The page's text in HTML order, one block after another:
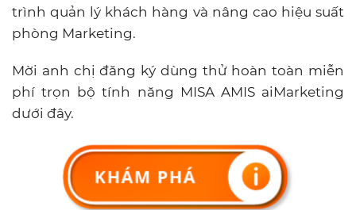
trình quản lý khách hàng và nâng cao hiệu suất
phòng Marketing.
Mời anh chị đăng ký dùng thử hoàn toàn miễn
phí trọn bộ tính năng MISA AMIS aiMarketing
dưới đây.